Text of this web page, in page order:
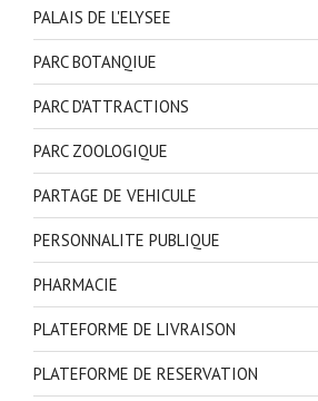
PALAIS DE L'ELYSEE
PARC BOTANQIUE
PARC D'ATTRACTIONS
PARC ZOOLOGIQUE
PARTAGE DE VEHICULE
PERSONNALITE PUBLIQUE
PHARMACIE
PLATEFORME DE LIVRAISON
PLATEFORME DE RESERVATION